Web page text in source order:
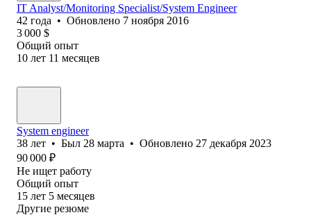
IT Analyst/Monitoring Specialist/System Engineer
42 года • Обновлено 7 ноября 2016
3 000 $
Общий опыт
10 лет 11 месяцев
System engineer
38 лет • Был 28 марта • Обновлено 27 декабря 2023
90 000 ₽
Не ищет работу
Общий опыт
15 лет 5 месяцев
Другие резюме